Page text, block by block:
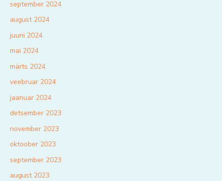
september 2024
august 2024
juuni 2024
mai 2024
märts 2024
veebruar 2024
jaanuar 2024
detsember 2023
november 2023
oktoober 2023
september 2023
august 2023